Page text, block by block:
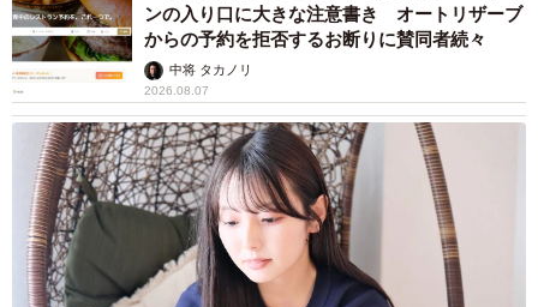
ンの入り口に大きな注意書き オートリザーブ
からの予約を拒否するお断りに賛同者続々
中将 タカノリ
2026.08.07